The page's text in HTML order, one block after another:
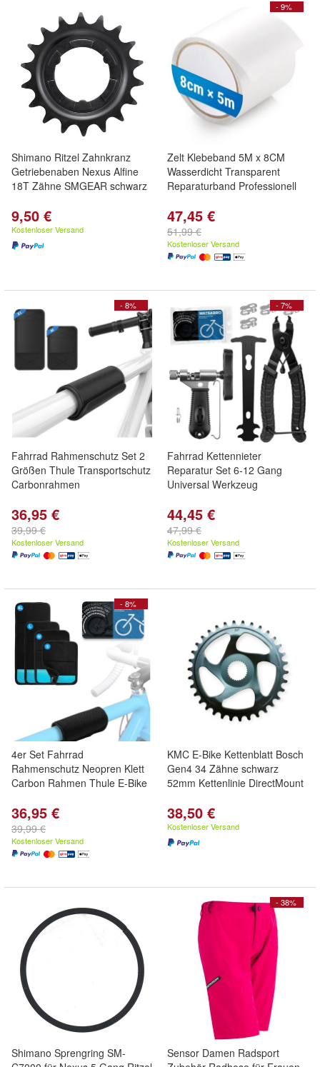
Shimano Ritzel Zahnkranz
Getriebenaben Nexus Alfine
18T Zähne SMGEAR schwarz
9,50 €
Kostenloser Versand
- 9%
Zelt Klebeband 5M x 8CM
Wasserdicht Transparent
Reparaturband Professionell
47,45 €
51,99 €
Kostenloser Versand
- 8%
Fahrrad Rahmenschutz Set 2
Größen Thule Transportschutz
Carbonrahmen
36,95 €
39,99 €
Kostenloser Versand
- 7%
Fahrrad Kettennieter
Reparatur Set 6-12 Gang
Universal Werkzeug
44,45 €
47,99 €
Kostenloser Versand
- 8%
4er Set Fahrrad
Rahmenschutz Neopren Klett
Carbon Rahmen Thule E-Bike
36,95 €
39,99 €
Kostenloser Versand
KMC E-Bike Kettenblatt Bosch
Gen4 34 Zähne schwarz
52mm Kettenlinie DirectMount
38,50 €
Kostenloser Versand
Shimano Sprengring SM-
- 38%
Sensor Damen Radsport